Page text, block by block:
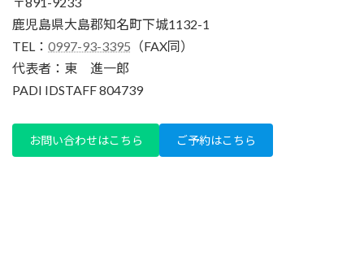
鹿児島県大島郡知名町下城1132-1
TEL： 0997-93-3395 （FAX同）
代表者：東 進一郎
PADI IDSTAFF 804739
お問い合わせはこちら ご予約はこちら